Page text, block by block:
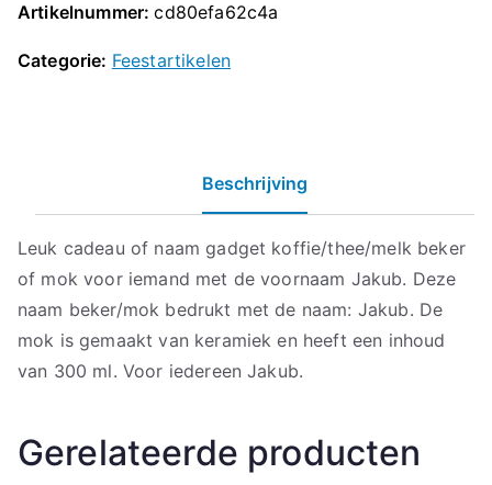
Artikelnummer:cd80efa62c4a
Categorie: Feestartikelen
Beschrijving
Leuk cadeau of naam gadget koffie/thee/melk beker
of mok voor iemand met de voornaam Jakub. Deze
naam beker/mok bedrukt met de naam: Jakub. De
mok is gemaakt van keramiek en heeft een inhoud
van 300 ml. Voor iedereen Jakub.
Gerelateerde producten